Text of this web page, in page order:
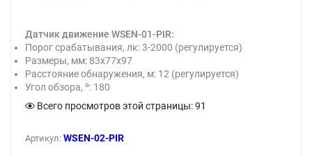
Датчик движение WSEN-01-PIR:
Порог срабатывания, лк: 3-2000 (регулируется)
Размеры, мм: 83х77х97
Расстояние обнаружения, м: 12 (регулируется)
Угол обзора, º: 180
Всего просмотров этой страницы:91
Артикул: WSEN-02-PIR